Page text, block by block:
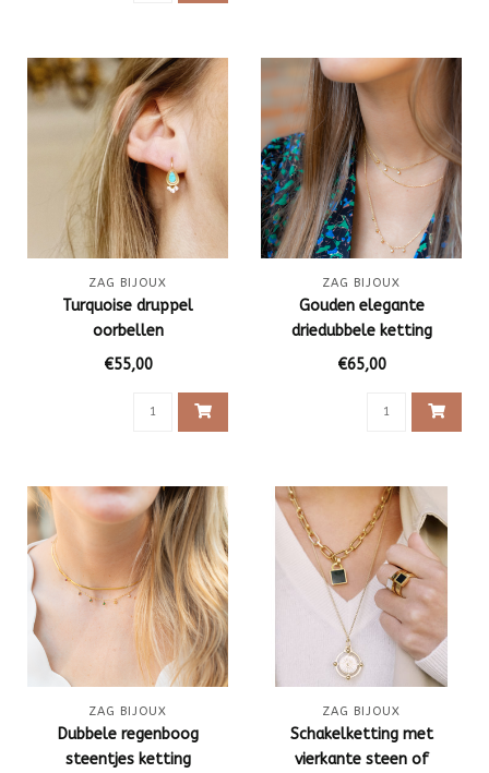
ZAG BIJOUX
Turquoise druppel
oorbellen
€55,00
ZAG BIJOUX
Gouden elegante
driedubbele ketting
€65,00
ZAG BIJOUX
Dubbele regenboog
steentjes ketting
ZAG BIJOUX
Schakelketting met
vierkante steen of